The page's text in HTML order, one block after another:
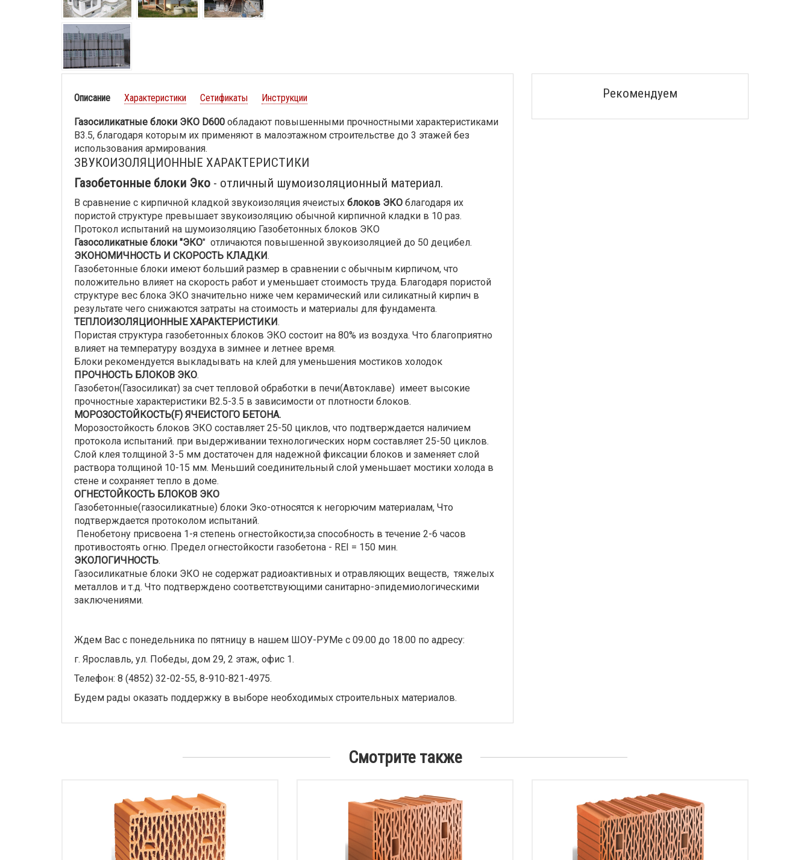
Описание Характеристики Сетификаты Инструкции
Газосиликатные блоки ЭКО D600 обладают повышенными прочностными характеристиками
B3.5, благодаря которым их применяют в малоэтажном строительстве до 3 этажей без
использования армирования.
ЗВУКОИЗОЛЯЦИОННЫЕ ХАРАКТЕРИСТИКИ
Газобетонные блоки Эко - отличный шумоизоляционный материал.
В сравнение с кирпичной кладкой звукоизоляция ячеистых блоков ЭКО благодаря их
пористой структуре превышает звукоизоляцию обычной кирпичной кладки в 10 раз.
Протокол испытаний на шумоизоляцию Газобетонных блоков ЭКО
Газосоликатные блоки "ЭКО" отличаются повышенной звукоизоляцией до 50 децибел.
ЭКОНОМИЧНОСТЬ И СКОРОСТЬ КЛАДКИ.
Газобетонные блоки имеют больший размер в сравнении с обычным кирпичом, что
положительно влияет на скорость работ и уменьшает стоимость труда. Благодаря пористой
структуре вес блока ЭКО значительно ниже чем керамический или силикатный кирпич в
результате чего снижаются затраты на стоимость и материалы для фундамента.
ТЕПЛОИЗОЛЯЦИОННЫЕ ХАРАКТЕРИСТИКИ.
Пористая структура газобетонных блоков ЭКО состоит на 80% из воздуха. Что благоприятно
влияет на температуру воздуха в зимнее и летнее время.
Блоки рекомендуется выкладывать на клей для уменьшения мостиков холодок
ПРОЧНОСТЬ БЛОКОВ ЭКО.
Газобетон(Газосиликат) за счет тепловой обработки в печи(Автоклаве) имеет высокие
прочностные характеристики B2.5-3.5 в зависимости от плотности блоков.
МОРОЗОСТОЙКОСТЬ(F) ЯЧЕИСТОГО БЕТОНА.
Морозостойкость блоков ЭКО составляет 25-50 циклов, что подтверждается наличием
протокола испытаний. при выдерживании технологических норм составляет 25-50 циклов.
Слой клея толщиной 3-5 мм достаточен для надежной фиксации блоков и заменяет слой
раствора толщиной 10-15 мм. Меньший соединительный слой уменьшает мостики холода в
стене и сохраняет тепло в доме.
ОГНЕСТОЙКОСТЬ БЛОКОВ ЭКО
Газобетонные(газосиликатные) блоки Эко-относятся к негорючим материалам, Что
подтверждается протоколом испытаний.
Пенобетону присвоена 1-я степень огнестойкости,за способность в течение 2-6 часов
противостоять огню. Предел огнестойкости газобетона - REI = 150 мин.
ЭКОЛОГИЧНОСТЬ.
Газосиликатные блоки ЭКО не содержат радиоактивных и отравляющих веществ, тяжелых
металлов и т.д. Что подтверждено соответствующими санитарно-эпидемиологическими
заключениями.
Ждем Вас с понедельника по пятницу в нашем ШОУ-РУМе с 09.00 до 18.00 по адресу:
г. Ярославль, ул. Победы, дом 29, 2 этаж, офис 1.
Телефон: 8 (4852) 32-02-55, 8-910-821-4975.
Будем рады оказать поддержку в выборе необходимых строительных материалов.
Рекомендуем
Смотрите также